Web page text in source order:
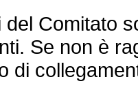
Comitato
Se non è
di